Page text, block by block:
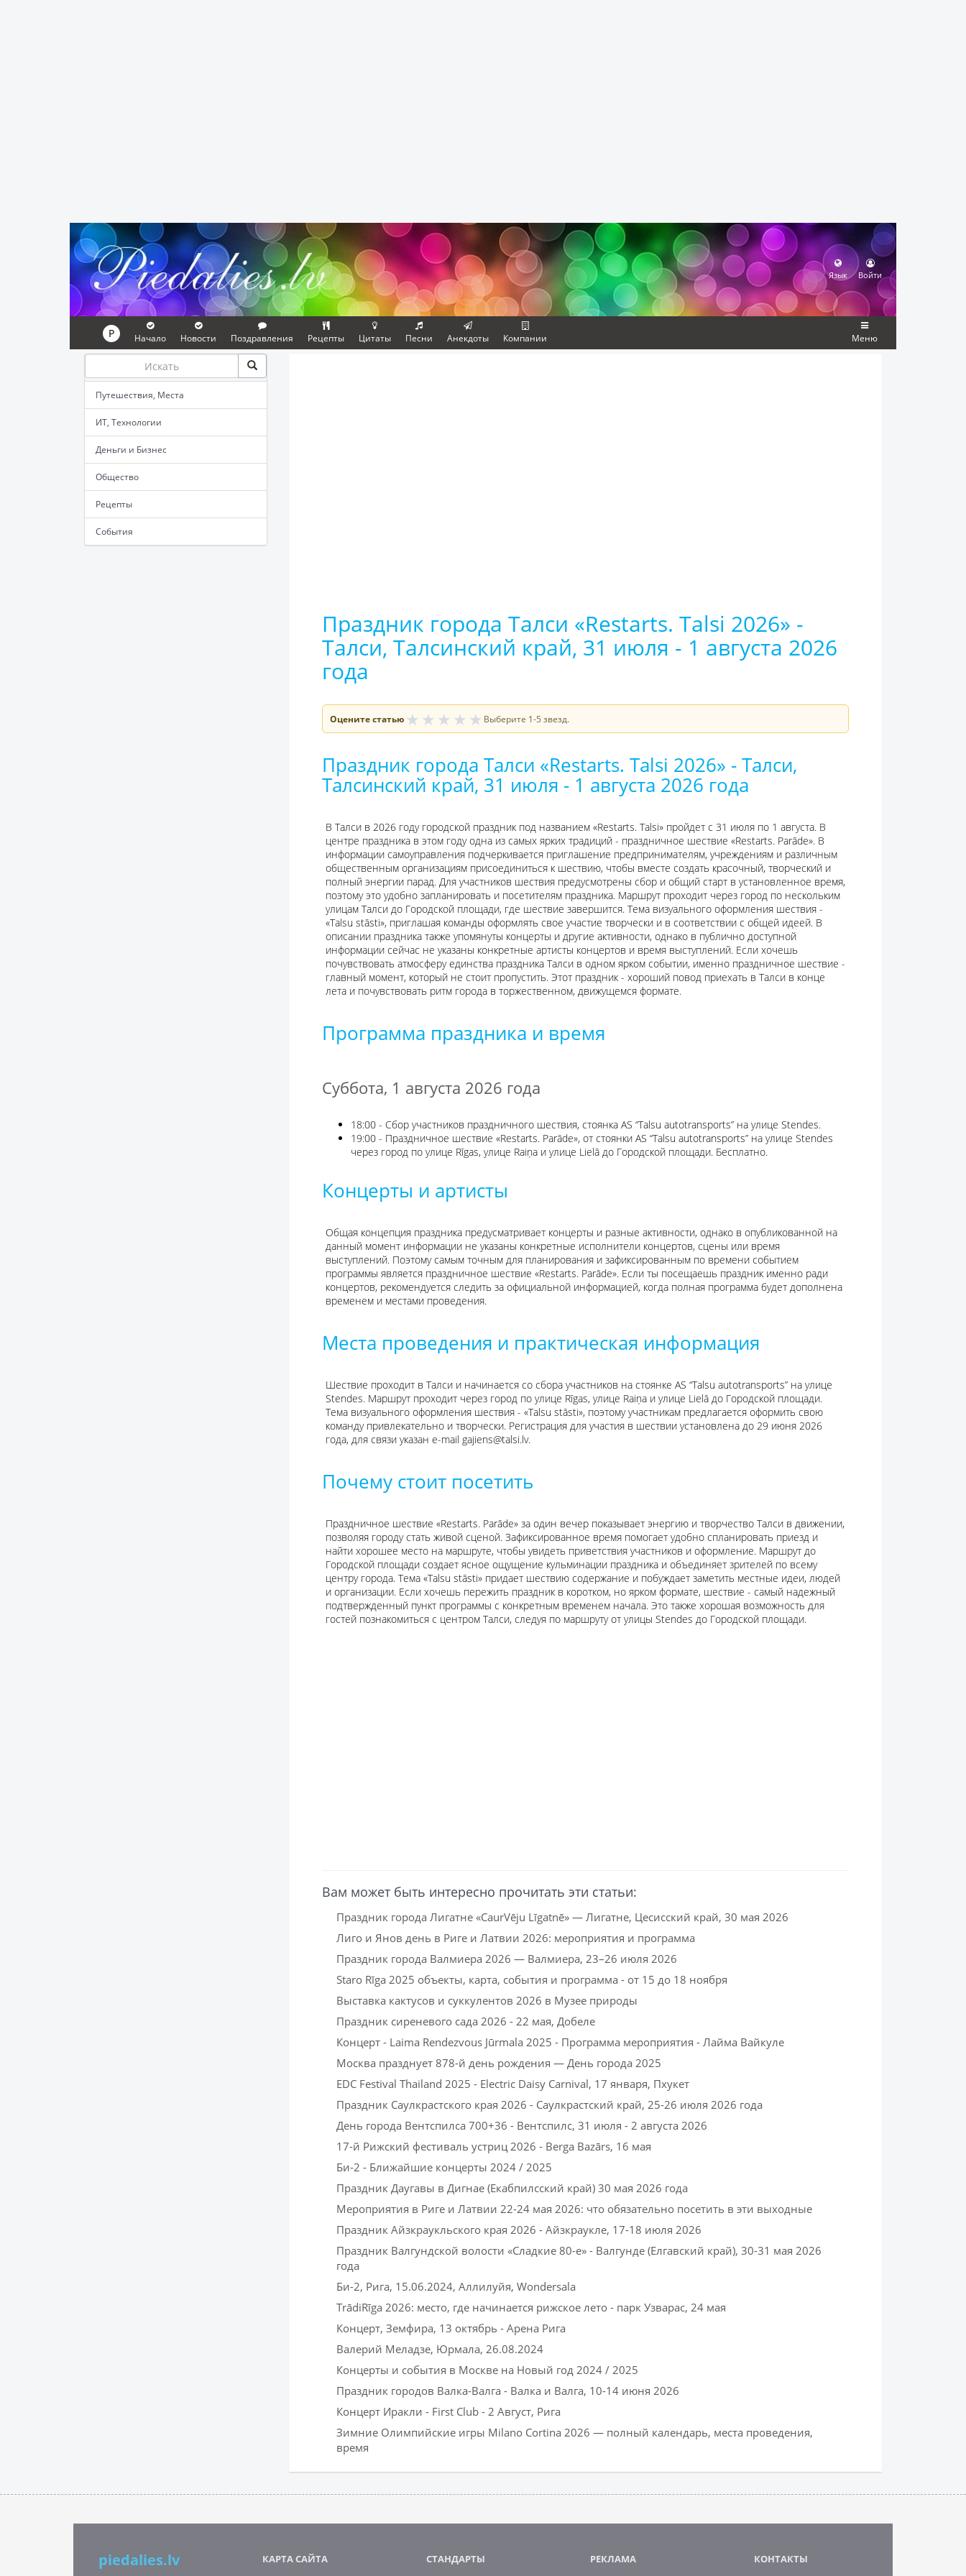
Язык Войти
P Начало Новости Поздравления Рецепты Цитаты Песни Анекдоты Компании Меню
Путешествия, Места
ИТ, Технологии
Деньги и Бизнес
Общество
Рецепты
События
Праздник города Талси «Restarts. Talsi 2026» -
Талси, Талсинский край, 31 июля - 1 августа 2026
года
Оцените статью ★ ★ ★ ★ ★ Выберите 1-5 звезд.
Праздник города Талси «Restarts. Talsi 2026» - Талси,
Талсинский край, 31 июля - 1 августа 2026 года
В Талси в 2026 году городской праздник под названием «Restarts. Talsi» пройдет с 31 июля по 1 августа. В
центре праздника в этом году одна из самых ярких традиций - праздничное шествие «Restarts. Parāde». В
информации самоуправления подчеркивается приглашение предпринимателям, учреждениям и различным
общественным организациям присоединиться к шествию, чтобы вместе создать красочный, творческий и
полный энергии парад. Для участников шествия предусмотрены сбор и общий старт в установленное время,
поэтому это удобно запланировать и посетителям праздника. Маршрут проходит через город по нескольким
улицам Талси до Городской площади, где шествие завершится. Тема визуального оформления шествия -
«Talsu stāsti», приглашая команды оформлять свое участие творчески и в соответствии с общей идеей. В
описании праздника также упомянуты концерты и другие активности, однако в публично доступной
информации сейчас не указаны конкретные артисты концертов и время выступлений. Если хочешь
почувствовать атмосферу единства праздника Талси в одном ярком событии, именно праздничное шествие -
главный момент, который не стоит пропустить. Этот праздник - хороший повод приехать в Талси в конце
лета и почувствовать ритм города в торжественном, движущемся формате.
Программа праздника и время
Суббота, 1 августа 2026 года
18:00 - Сбор участников праздничного шествия, стоянка AS “Talsu autotransports” на улице Stendes.
19:00 - Праздничное шествие «Restarts. Parāde», от стоянки AS “Talsu autotransports” на улице Stendes
через город по улице Rīgas, улице Raiņa и улице Lielā до Городской площади. Бесплатно.
Концерты и артисты
Общая концепция праздника предусматривает концерты и разные активности, однако в опубликованной на
данный момент информации не указаны конкретные исполнители концертов, сцены или время
выступлений. Поэтому самым точным для планирования и зафиксированным по времени событием
программы является праздничное шествие «Restarts. Parāde». Если ты посещаешь праздник именно ради
концертов, рекомендуется следить за официальной информацией, когда полная программа будет дополнена
временем и местами проведения.
Места проведения и практическая информация
Шествие проходит в Талси и начинается со сбора участников на стоянке AS “Talsu autotransports” на улице
Stendes. Маршрут проходит через город по улице Rīgas, улице Raiņa и улице Lielā до Городской площади.
Тема визуального оформления шествия - «Talsu stāsti», поэтому участникам предлагается оформить свою
команду привлекательно и творчески. Регистрация для участия в шествии установлена до 29 июня 2026
года, для связи указан e-mail gajiens@talsi.lv.
Почему стоит посетить
Праздничное шествие «Restarts. Parāde» за один вечер показывает энергию и творчество Талси в движении,
позволяя городу стать живой сценой. Зафиксированное время помогает удобно спланировать приезд и
найти хорошее место на маршруте, чтобы увидеть приветствия участников и оформление. Маршрут до
Городской площади создает ясное ощущение кульминации праздника и объединяет зрителей по всему
центру города. Тема «Talsu stāsti» придает шествию содержание и побуждает заметить местные идеи, людей
и организации. Если хочешь пережить праздник в коротком, но ярком формате, шествие - самый надежный
подтвержденный пункт программы с конкретным временем начала. Это также хорошая возможность для
гостей познакомиться с центром Талси, следуя по маршруту от улицы Stendes до Городской площади.
Вам может быть интересно прочитать эти статьи:
Праздник города Лигатне «CaurVēju Līgatnē» — Лигатне, Цесисский край, 30 мая 2026
Лиго и Янов день в Риге и Латвии 2026: мероприятия и программа
Праздник города Валмиера 2026 — Валмиера, 23–26 июля 2026
Staro Rīga 2025 объекты, карта, события и программа - от 15 до 18 ноября
Выставка кактусов и суккулентов 2026 в Музее природы
Праздник сиреневого сада 2026 - 22 мая, Добеле
Концерт - Laima Rendezvous Jūrmala 2025 - Программа мероприятия - Лайма Вайкуле
Москва празднует 878-й день рождения — День города 2025
EDC Festival Thailand 2025 - Electric Daisy Carnival, 17 января, Пхукет
Праздник Саулкрастского края 2026 - Саулкрастский край, 25-26 июля 2026 года
День города Вентспилса 700+36 - Вентспилс, 31 июля - 2 августа 2026
17-й Рижский фестиваль устриц 2026 - Berga Bazārs, 16 мая
Би-2 - Ближайшие концерты 2024 / 2025
Праздник Даугавы в Дигнае (Екабпилсский край) 30 мая 2026 года
Мероприятия в Риге и Латвии 22-24 мая 2026: что обязательно посетить в эти выходные
Праздник Айзкраукльского края 2026 - Айзкраукле, 17-18 июля 2026
Праздник Валгундской волости «Сладкие 80-е» - Валгунде (Елгавский край), 30-31 мая 2026
года
Би-2, Рига, 15.06.2024, Аллилуйя, Wondersala
TrādiRīga 2026: место, где начинается рижское лето - парк Узварас, 24 мая
Концерт, Земфира, 13 октябрь - Арена Рига
Валерий Меладзе, Юрмала, 26.08.2024
Концерты и события в Москве на Новый год 2024 / 2025
Праздник городов Валка-Валга - Валка и Валга, 10-14 июня 2026
Концерт Иракли - First Club - 2 Август, Рига
Зимние Олимпийские игры Milano Cortina 2026 — полный календарь, места проведения,
время
piedalies.lv КАРТА САЙТА СТАНДАРТЫ РЕКЛАМА КОНТАКТЫ